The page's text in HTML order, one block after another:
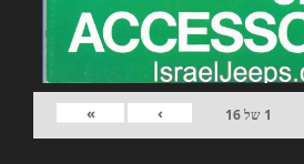
1 של16
›
»